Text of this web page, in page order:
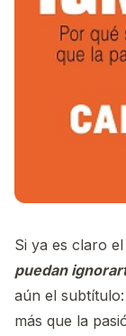
Si ya es claro
puedan
aún el
más que la